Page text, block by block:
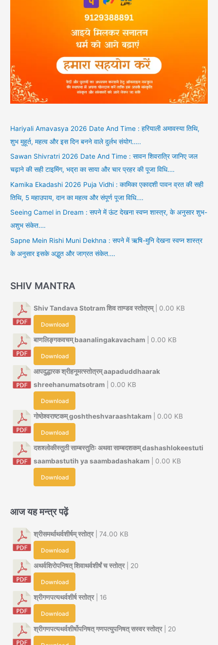
Hariyali Amavasya 2026 Date And Time : हरियाली अमावस्या तिथि,
शुभ मुहूर्त, महत्व और इस दिन बनने वाले दुर्लभ संयोग…..
Sawan Shivratri 2026 Date And Time : सावन शिवरात्रि जानिए जल
चढ़ाने की सही टाइमिंग, भद्रा का साया और चार प्रहर की पूजा विधि….
Kamika Ekadashi 2026 Puja Vidhi : कामिका एकादशी पावन व्रत की सही
तिथि, 5 महाउपाय, दान का महत्व और संपूर्ण पूजा विधि….
Seeing Camel in Dream : सपने में ऊंट देखना स्वप्न शास्त्र, के अनुसार शुभ-
अशुभ संकेत….
Sapne Mein Rishi Muni Dekhna : सपने में ऋषि-मुनि देखना स्वप्न शास्त्र
के अनुसार इसके अद्भुत और जाग्रत संकेत….
SHIV MANTRA
Shiv Tandava Stotram शिव ताण्डव स्तोत्रम्| 0.00 KB
Download
बाणलिङ्गकवचम् baanalingakavacham | 0.00 KB
Download
आपदुद्धारक श्रीहनूमत्स्तोत्रम् aapaduddhaarak
shreehanumatsotram | 0.00 KB
Download
गोष्ठेश्वराष्टकम् goshtheshvaraashtakam | 0.00 KB
Download
दशश्लोकीस्तुती साम्बस्तुतिः अथवा साम्बदशकम् dashashlokeestuti
saambastutih ya saambadashakam | 0.00 KB
Download
आज यह मन्त्र पढ़ें
श्रीसमर्थाथर्वशीर्षम् स्तोत्र| 74.00 KB
Download
अथर्वशिरोपनिषत् शिवाथर्वशीर्षं च स्तोत्र| 20
Download
श्रीगणपत्यथर्वशीर्ष स्तोत्र| 16
Download
श्रीगणपत्यथर्वशीर्षोपनिषत् गणपत्युपनिषत् सस्वर स्तोत्र| 20